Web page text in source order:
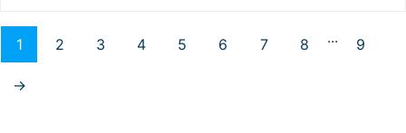
1 2 3 4 5 6 7 8 ... 9
→